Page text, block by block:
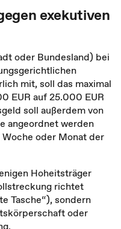
exekutiven
oder Bundesland) bei
mit, soll das maximal
EUR auf 25.000 EUR
soll außerdem von
angeordnet werden
oder Monat der
Hoheitsträger
richtet
Tasche“), sondern
oder